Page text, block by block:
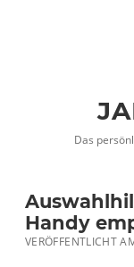
Das
Handy
VERÖFFENTLICHT